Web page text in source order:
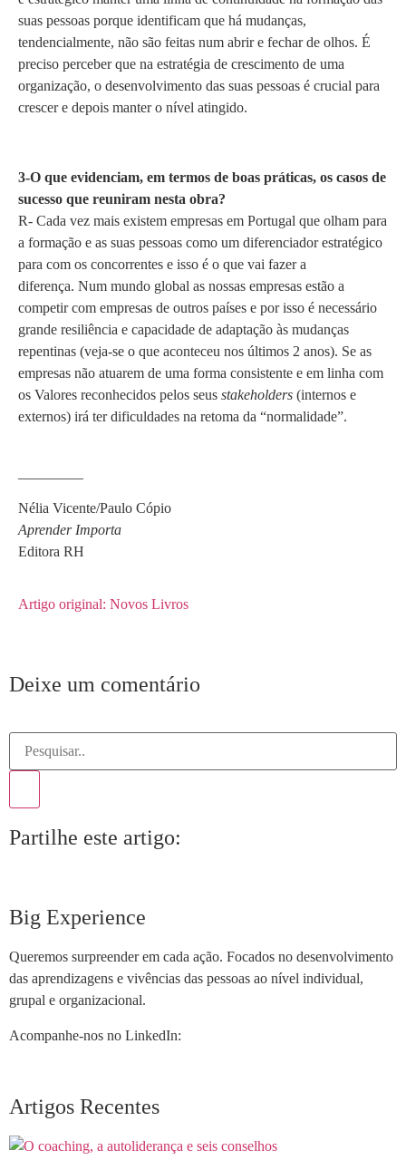
suas pessoas porque identificam que há mudanças,
tendencialmente, não são feitas num abrir e fechar de olhos. É
preciso perceber que na estratégia de crescimento de uma
organização, o desenvolvimento das suas pessoas é crucial para
crescer e depois manter o nível atingido.
3-O que evidenciam, em termos de boas práticas, os casos de
sucesso que reuniram nesta obra?
R- Cada vez mais existem empresas em Portugal que olham para
a formação e as suas pessoas como um diferenciador estratégico
para com os concorrentes e isso é o que vai fazer a
diferença. Num mundo global as nossas empresas estão a
competir com empresas de outros países e por isso é necessário
grande resiliência e capacidade de adaptação às mudanças
repentinas (veja-se o que aconteceu nos últimos 2 anos). Se as
empresas não atuarem de uma forma consistente e em linha com
os Valores reconhecidos pelos seus stakeholders (internos e
externos) irá ter dificuldades na retoma da “normalidade”.
Nélia Vicente/Paulo Cópio
Aprender Importa
Editora RH
Artigo original: Novos Livros
Deixe um comentário
Partilhe este artigo:
Big Experience
Queremos surpreender em cada ação. Focados no desenvolvimento
das aprendizagens e vivências das pessoas ao nível individual,
grupal e organizacional.
Acompanhe-nos no LinkedIn:
Artigos Recentes